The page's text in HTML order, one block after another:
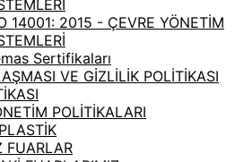
14001: 2015 - ÇEVRE YÖNETİM
Sertifikaları
VE GİZLİLİK POLİTİKASI
POLİTİKALARI
FUARLAR